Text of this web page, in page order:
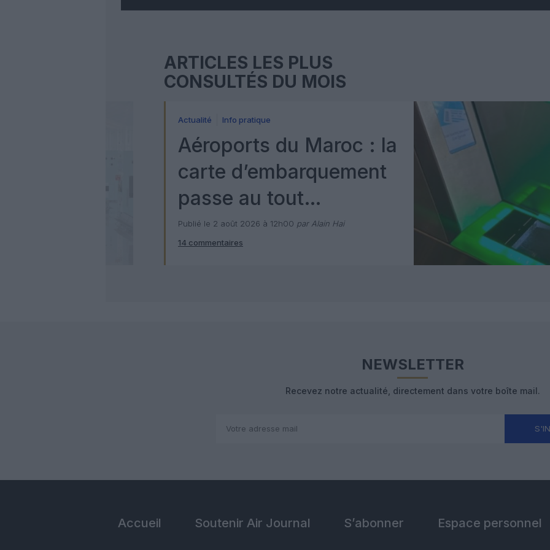
ARTICLES LES PLUS
CONSULTÉS DU MOIS
Actualité Info pratique
Aéroports du Maroc : la
carte d’embarquement
passe au tout
numérique avec Pax
Check
Publié le 2 août 2026 à 12h00 par Alain Hai
14 commentaires
NEWSLETTER
Recevez notre actualité, directement dans votre boîte mail.
Accueil Soutenir Air Journal S’abonner Espace personnel